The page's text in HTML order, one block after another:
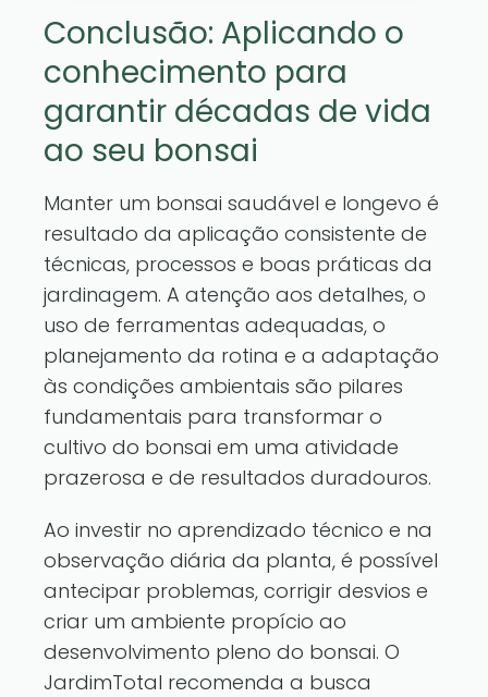
Conclusão: Aplicando o
conhecimento para
garantir décadas de vida
ao seu bonsai
Manter um bonsai saudável e longevo é
resultado da aplicação consistente de
técnicas, processos e boas práticas da
jardinagem. A atenção aos detalhes, o
uso de ferramentas adequadas, o
planejamento da rotina e a adaptação
às condições ambientais são pilares
fundamentais para transformar o
cultivo do bonsai em uma atividade
prazerosa e de resultados duradouros.
Ao investir no aprendizado técnico e na
observação diária da planta, é possível
antecipar problemas, corrigir desvios e
criar um ambiente propício ao
desenvolvimento pleno do bonsai. O
JardimTotal recomenda a busca